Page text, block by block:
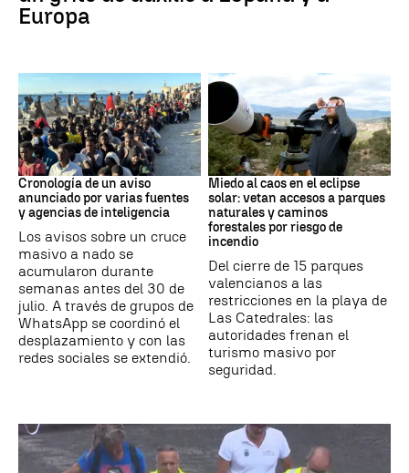
Europa
Crisis de Ceuta
Cronología de un aviso
anunciado por varias fuentes
y agencias de inteligencia
Los avisos sobre un cruce
masivo a nado se
acumularon durante
semanas antes del 30 de
julio. A través de grupos de
WhatsApp se coordinó el
desplazamiento y con las
redes sociales se extendió.
Eclipse
Miedo al caos en el eclipse
solar: vetan accesos a parques
naturales y caminos
forestales por riesgo de
incendio
Del cierre de 15 parques
valencianos a las
restricciones en la playa de
Las Catedrales: las
autoridades frenan el
turismo masivo por
seguridad.